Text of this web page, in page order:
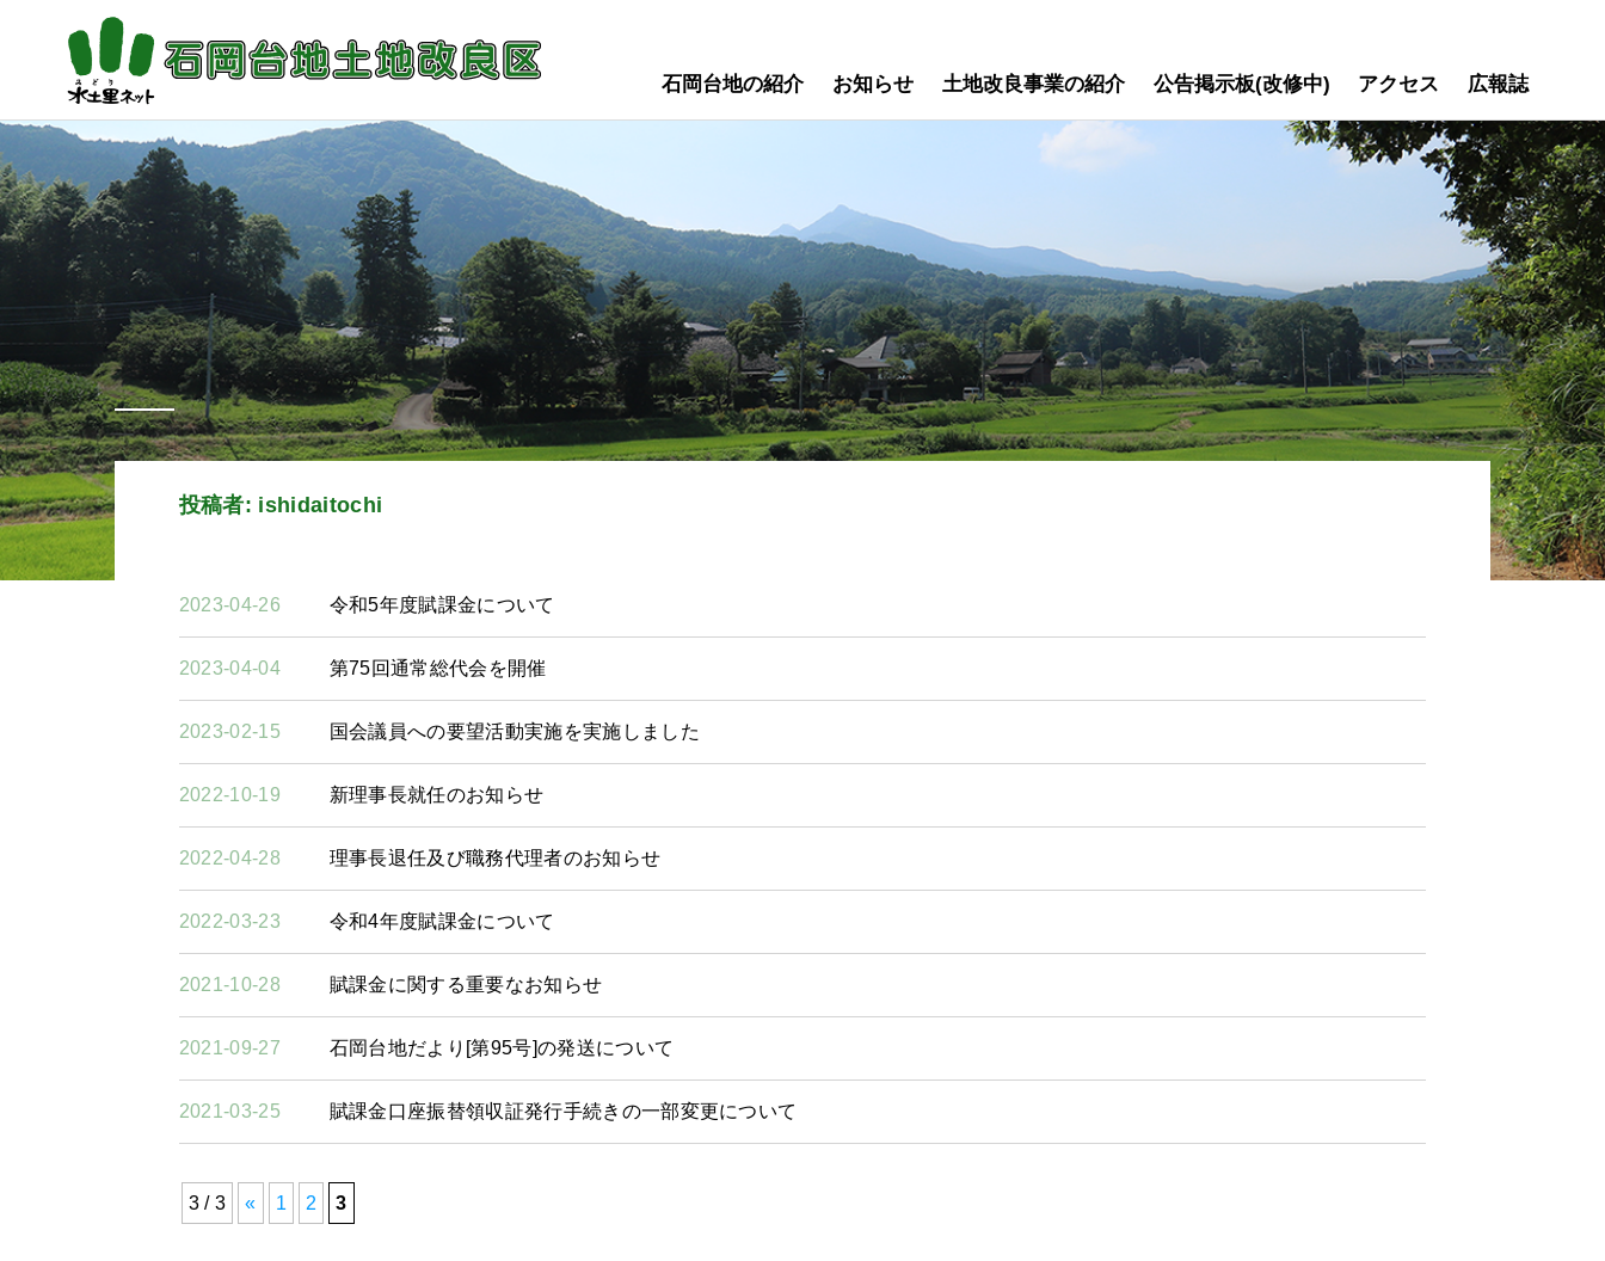
石岡台地の紹介 お知らせ 土地改良事業の紹介 公告掲示板(改修中) アクセス 広報誌
投稿者: ishidaitochi
2023-04-26 令和5年度賦課金について
2023-04-04 第75回通常総代会を開催
2023-02-15 国会議員への要望活動実施を実施しました
2022-10-19 新理事長就任のお知らせ
2022-04-28 理事長退任及び職務代理者のお知らせ
2022-03-23 令和4年度賦課金について
2021-10-28 賦課金に関する重要なお知らせ
2021-09-27 石岡台地だより[第95号]の発送について
2021-03-25 賦課金口座振替領収証発行手続きの一部変更について
3 / 3 « 1 2 3